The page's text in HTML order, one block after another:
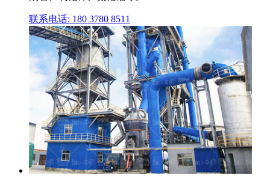
联系电话: 180 3780 8511